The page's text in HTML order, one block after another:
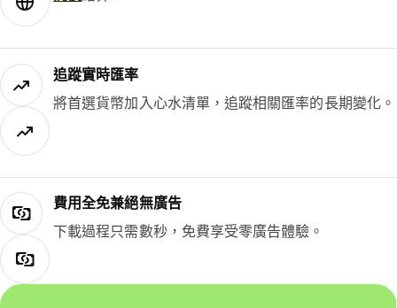
追蹤實時匯率
將首選貨幣加入心水清單，追蹤相關匯率的長期變化。
費用全免兼絕無廣告
下載過程只需數秒，免費享受零廣告體驗。